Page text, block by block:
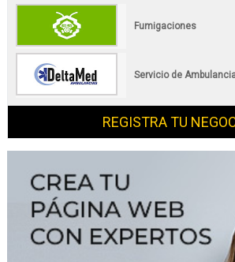
Fumigaciones
Servicio de
REGISTRA TU